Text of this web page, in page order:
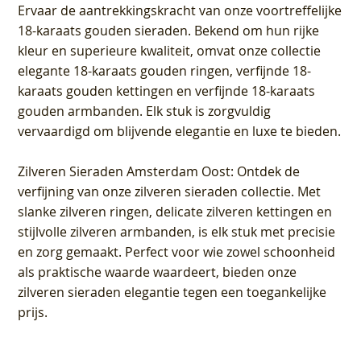
Ervaar de aantrekkingskracht van onze voortreffelijke
18-karaats gouden sieraden. Bekend om hun rijke
kleur en superieure kwaliteit, omvat onze collectie
elegante 18-karaats gouden ringen, verfijnde 18-
karaats gouden kettingen en verfijnde 18-karaats
gouden armbanden. Elk stuk is zorgvuldig
vervaardigd om blijvende elegantie en luxe te bieden.
Zilveren Sieraden Amsterdam Oost: Ontdek de
verfijning van onze zilveren sieraden collectie. Met
slanke zilveren ringen, delicate zilveren kettingen en
stijlvolle zilveren armbanden, is elk stuk met precisie
en zorg gemaakt. Perfect voor wie zowel schoonheid
als praktische waarde waardeert, bieden onze
zilveren sieraden elegantie tegen een toegankelijke
prijs.